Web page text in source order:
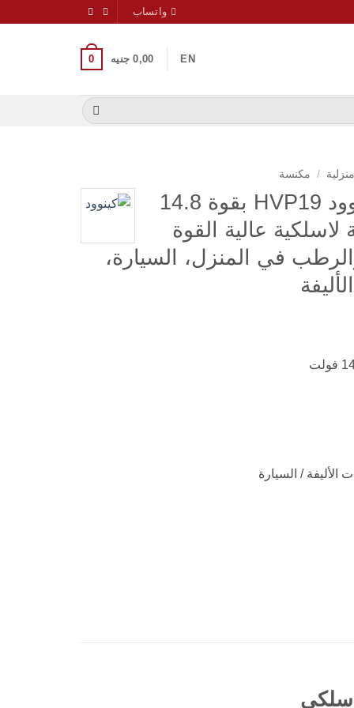
واتساب
EN
0,00 جنيه 0
/ مكنسة
مكنسة محمولة كينوود HVP19 بقوة 14.8
عالية القوة
في المنزل، السيارة،
الأليفة / السيارة